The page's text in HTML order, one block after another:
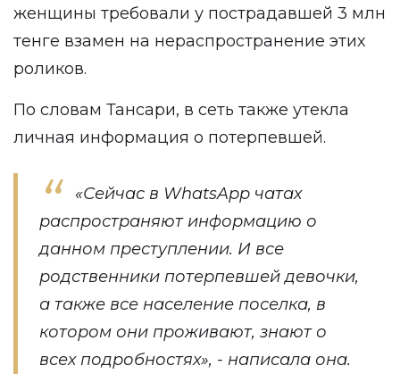
женщины требовали у пострадавшей 3 млн
тенге взамен на нераспространение этих
роликов.
По словам Тансари, в сеть также утекла
личная информация о потерпевшей.
«Сейчас в WhatsApp чатах
распространяют информацию о
данном преступлении. И все
родственники потерпевшей девочки,
а также все население поселка, в
котором они проживают, знают о
всех подробностях», - написала она.